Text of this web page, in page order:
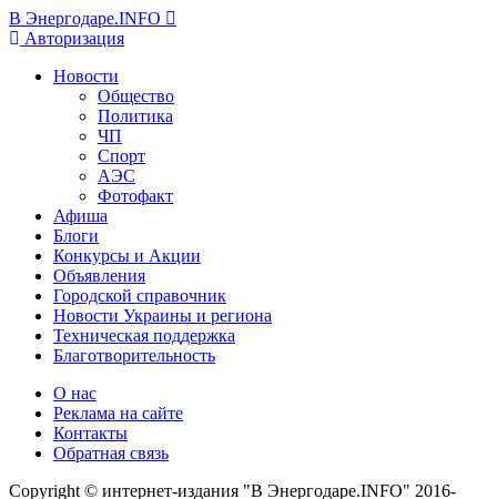
В Энергодаре.INFO
Авторизация
Новости
Общество
Политика
ЧП
Спорт
АЭС
Фотофакт
Афиша
Блоги
Конкурсы и Акции
Объявления
Городской справочник
Новости Украины и региона
Техническая поддержка
Благотворительность
О нас
Реклама на сайте
Контакты
Обратная связь
Copyright © интернет-издания "В Энергодаре.INFO" 2016-